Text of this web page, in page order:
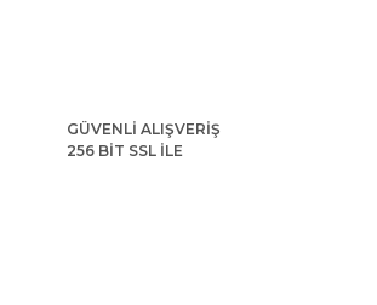
GÜVENLİ ALIŞVERİŞ
256 BİT SSL İLE